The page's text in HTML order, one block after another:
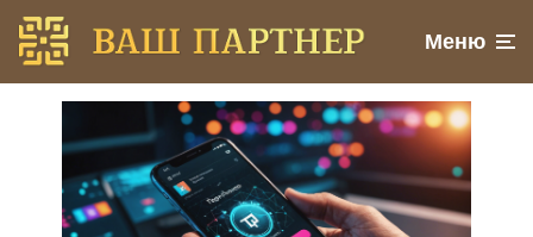
Меню